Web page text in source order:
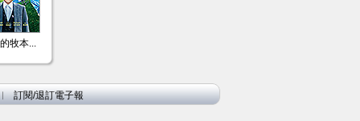
牧本...
訂閱/退訂電子報